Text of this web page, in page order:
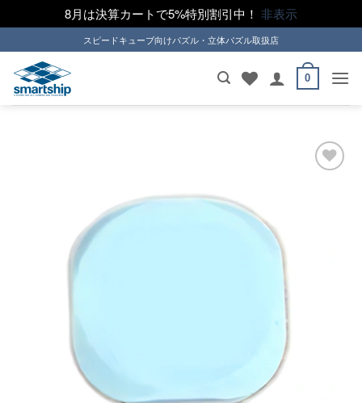
8月は決算カートで5%特別割引中！ 非表示
to
content
スピードキューブ向けパズル・立体パズル取扱店
0